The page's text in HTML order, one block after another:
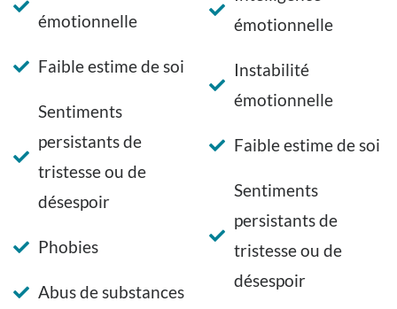
émotionnelle
Faible estime de soi
Sentiments
persistants de
tristesse ou de
désespoir
Phobies
Abus de substances
émotionnelle
Instabilité
émotionnelle
Faible estime de soi
Sentiments
persistants de
tristesse ou de
désespoir